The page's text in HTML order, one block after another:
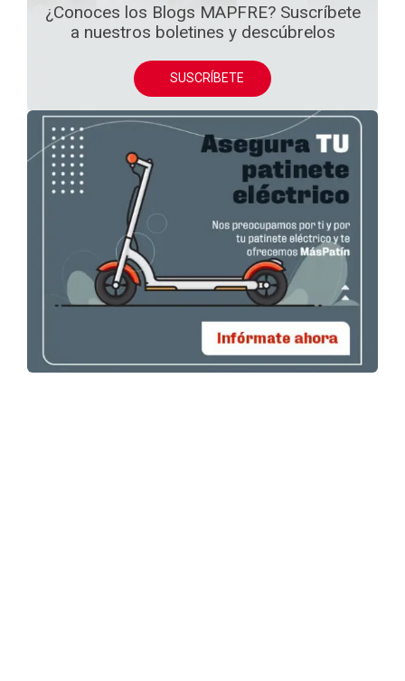
¿Conoces los Blogs MAPFRE? Suscríbete
a nuestros boletines y descúbrelos
SUSCRÍBETE